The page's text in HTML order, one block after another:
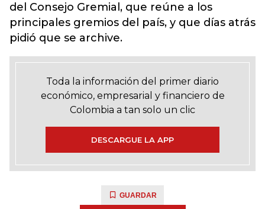
del Consejo Gremial, que reúne a los
principales gremios del país, y que días atrás
pidió que se archive.
Toda la información del primer diario
económico, empresarial y financiero de
Colombia a tan solo un clic
DESCARGUE LA APP
GUARDAR